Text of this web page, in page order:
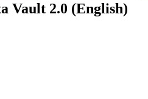
Vault 2.0 (English)